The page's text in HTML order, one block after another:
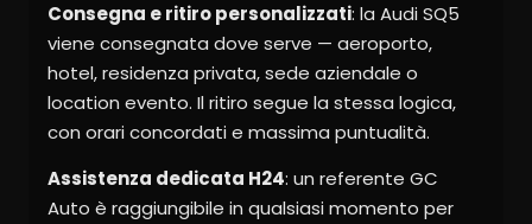
Consegna e ritiro personalizzati: la Audi SQ5
viene consegnata dove serve — aeroporto,
hotel, residenza privata, sede aziendale o
location evento. Il ritiro segue la stessa logica,
con orari concordati e massima puntualità.
Assistenza dedicata H24: un referente GC
Auto è raggiungibile in qualsiasi momento per